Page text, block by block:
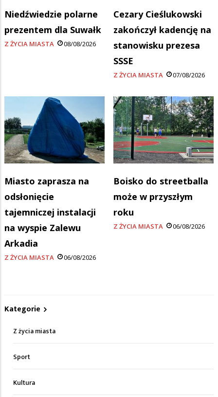
Niedźwiedzie polarne
prezentem dla Suwałk
Z ŻYCIA MIASTA 08/08/2026
Cezary Cieślukowski
zakończył kadencję na
stanowisku prezesa
SSSE
Z ŻYCIA MIASTA 07/08/2026
Miasto zaprasza na
odsłonięcie
tajemniczej instalacji
na wyspie Zalewu
Arkadia
Z ŻYCIA MIASTA 06/08/2026
Boisko do streetballa
może w przyszłym
roku
Z ŻYCIA MIASTA 06/08/2026
Kategorie
Z życia miasta
Sport
Kultura